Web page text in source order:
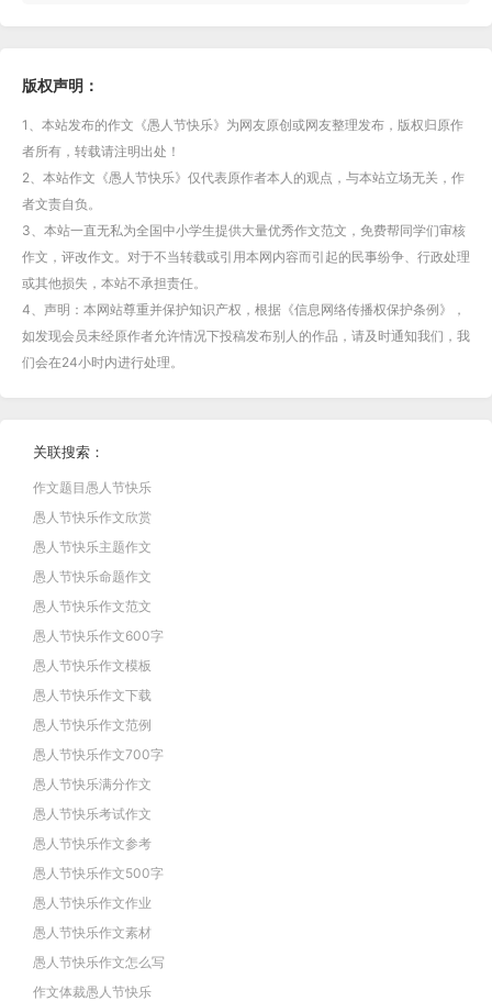
版权声明：
1、本站发布的作文《愚人节快乐》为网友原创或网友整理发布，版权归原作
者所有，转载请注明出处！
2、本站作文《愚人节快乐》仅代表原作者本人的观点，与本站立场无关，作
者文责自负。
3、本站一直无私为全国中小学生提供大量优秀作文范文，免费帮同学们审核
作文，评改作文。对于不当转载或引用本网内容而引起的民事纷争、行政处理
或其他损失，本站不承担责任。
4、声明：本网站尊重并保护知识产权，根据《信息网络传播权保护条例》，
如发现会员未经原作者允许情况下投稿发布别人的作品，请及时通知我们，我
们会在24小时内进行处理。
关联搜索：
作文题目愚人节快乐
愚人节快乐作文欣赏
愚人节快乐主题作文
愚人节快乐命题作文
愚人节快乐作文范文
愚人节快乐作文600字
愚人节快乐作文模板
愚人节快乐作文下载
愚人节快乐作文范例
愚人节快乐作文700字
愚人节快乐满分作文
愚人节快乐考试作文
愚人节快乐作文参考
愚人节快乐作文500字
愚人节快乐作文作业
愚人节快乐作文素材
愚人节快乐作文怎么写
作文体裁愚人节快乐